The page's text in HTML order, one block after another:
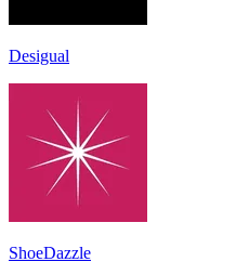
Desigual
ShoeDazzle